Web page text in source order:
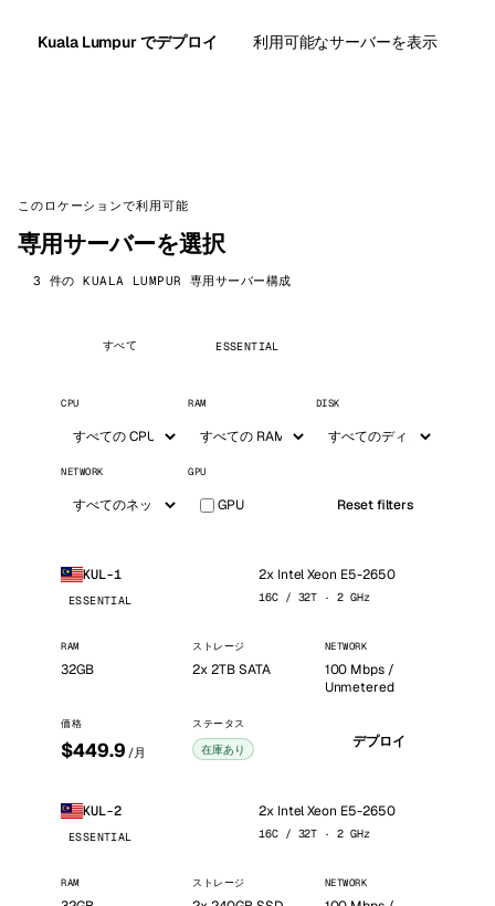
Kuala Lumpur でデプロイ 利用可能なサーバーを表示
このロケーションで利用可能
専用サーバーを選択
3 件の KUALA LUMPUR 専用サーバー構成
すべて ESSENTIAL
CPU RAM DISK
NETWORK GPU
GPU Reset filters
KUL-1
ESSENTIAL
2x Intel Xeon E5-2650
16C / 32T · 2 GHz
RAM
32GB
ストレージ
2x 2TB SATA
NETWORK
100 Mbps /
Unmetered
価格
$449.9 /月
ステータス
在庫あり デプロイ
KUL-2
ESSENTIAL
2x Intel Xeon E5-2650
16C / 32T · 2 GHz
RAM ストレージ NETWORK